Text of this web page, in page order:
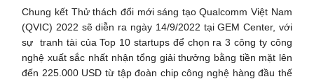
Chung kết Thử thách đổi mới sáng tạo Qualcomm Việt Nam
(QVIC) 2022 sẽ diễn ra ngày 14/9/2022 tại GEM Center, với
sự tranh tài của Top 10 startups để chọn ra 3 công ty công
nghệ xuất sắc nhất nhận tổng giải thưởng bằng tiền mặt lên
đến 225.000 USD từ tập đoàn chip công nghệ hàng đầu thế